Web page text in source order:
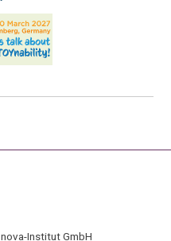
nova-Institut GmbH